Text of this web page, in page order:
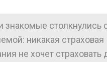
знакомые столкнулись
никакая страховая
не хочет страховать